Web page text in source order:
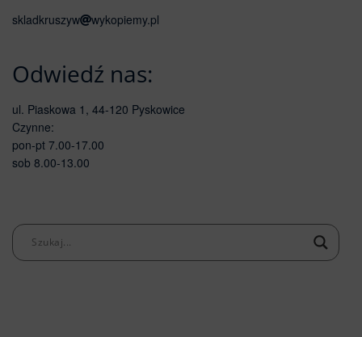
skladkruszyw wykopiemy.pl
Odwiedź nas:
ul. Piaskowa 1, 44-120 Pyskowice
Czynne:
pon-pt 7.00-17.00
sob 8.00-13.00